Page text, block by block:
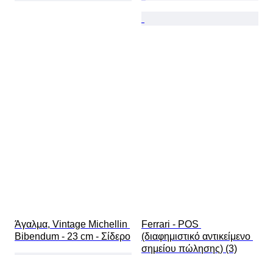
Άγαλμα, Vintage Michellin
Bibendum - 23 cm - Σίδερο
Ferrari - POS
(διαφημιστικό αντικείμενο
σημείου πώλησης) (3)